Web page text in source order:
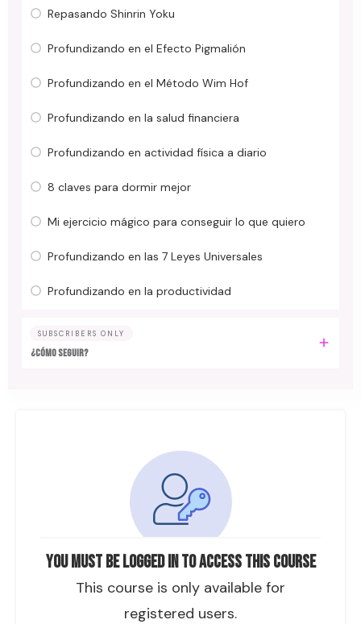
You must be logged in to access this course
This course is only available for
registered users.
Repasando Shinrin Yoku
Profundizando en el Efecto Pigmalión
Profundizando en el Método Wim Hof
Profundizando en la salud financiera
Profundizando en actividad física a diario
8 claves para dormir mejor
Mi ejercicio mágico para conseguir lo que quiero
Profundizando en las 7 Leyes Universales
Profundizando en la productividad
SUBSCRIBERS ONLY
¿CÓMO SEGUIR?